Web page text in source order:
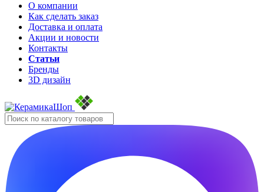
О компании
Как сделать заказ
Доставка и оплата
Акции и новости
Контакты
Статьи
Бренды
3D дизайн